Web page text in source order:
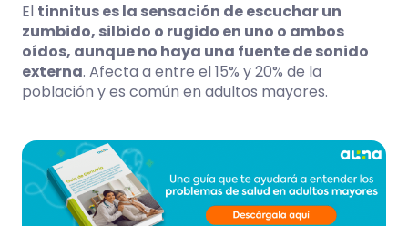
El tinnituses la sensación de escuchar un
zumbido, silbido o rugido en uno o ambos
oídos, aunque no haya una fuente de sonido
externa. Afecta a entre el 15% y 20% de la
población y es común en adultos mayores.